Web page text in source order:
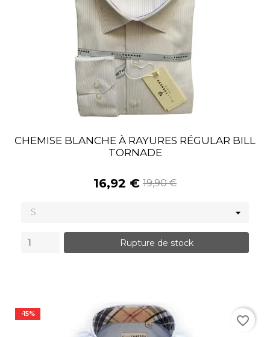
CHEMISE BLANCHE À RAYURES RÉGULAR BILL
TORNADE
16,92 € 19,90 €
Rupture de stock
-15% favorite_border